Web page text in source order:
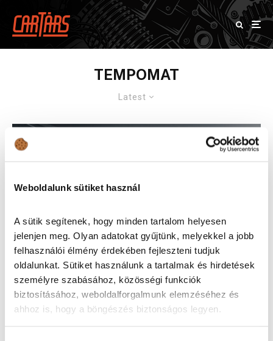
Weboldalunk sütiket használ
A sütik segítenek, hogy minden tartalom helyesen
jelenjen meg. Olyan adatokat gyűjtünk, melyekkel a jobb
felhasználói élmény érdekében fejleszteni tudjuk
oldalunkat. Sütiket használunk a tartalmak és hirdetések
személyre szabásához, közösségi funkciók
biztosításához, weboldalforgalmunk elemzéséhez és
ahhoz is, hogy a böngészés biztonságos legyen.
TEMPOMAT
Latest
Vezetéstámogató rendszerek: a tempomat